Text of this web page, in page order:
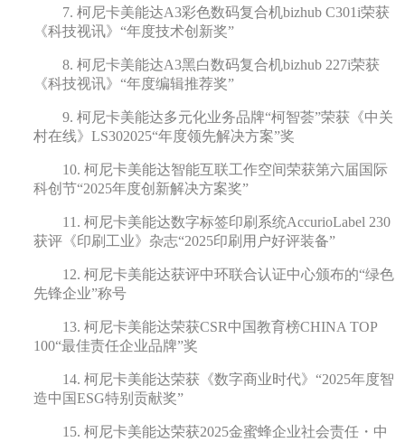
7. 柯尼卡美能达A3彩色数码复合机bizhub C301 i荣获
《科技视讯》 “年度技术创新奖”
8. 柯尼卡美能达A3黑白数码复合机bizhub 227i荣获
《科技视讯》 “年度编辑推荐奖”
9. 柯尼卡美能达多元化业务品牌“柯智荟”荣获《中关
村在线》LS302025“年度领先解决方案”奖
10. 柯尼卡美能达智能互联工作空间荣获第六届国际
科创节“2025年度创新解决方案奖”
11. 柯尼卡美能达数字标签印刷系统AccurioLabel 230
获评《印刷工业》杂志“2025印刷用户好评装备”
12. 柯尼卡美能达获评中环联合认证中心颁布的“绿色
先锋企业”称号
13. 柯尼卡美能达荣获CSR中国教育榜CHINA TOP
100“最佳责任企业品牌”奖
14. 柯尼卡美能达荣获《数字商业时代》 “2025年度智
造中国ESG特别贡献奖”
15. 柯尼卡美能达荣获2025金蜜蜂企业社会责任 ・ 中